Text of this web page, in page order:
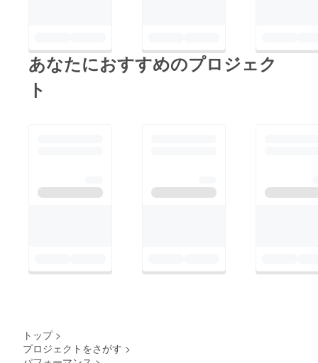
あなたにおすすめのプロジェク
ト
トップ >
プロジェクトをさがす >